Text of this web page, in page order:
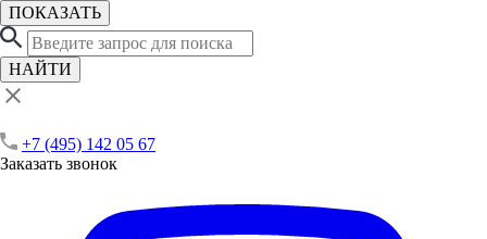
ПОКАЗАТЬ
НАЙТИ
+7 (495) 142 05 67
Заказать звонок